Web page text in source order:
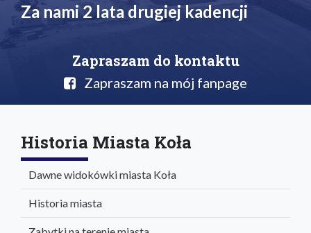
Za nami 2 lata drugiej kadencji
Zapraszam do kontaktu
Zapraszam na mój fanpage
Historia Miasta Koła
Dawne widokówki miasta Koła
Historia miasta